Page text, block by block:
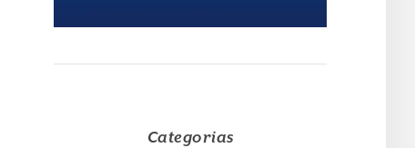
Categorias